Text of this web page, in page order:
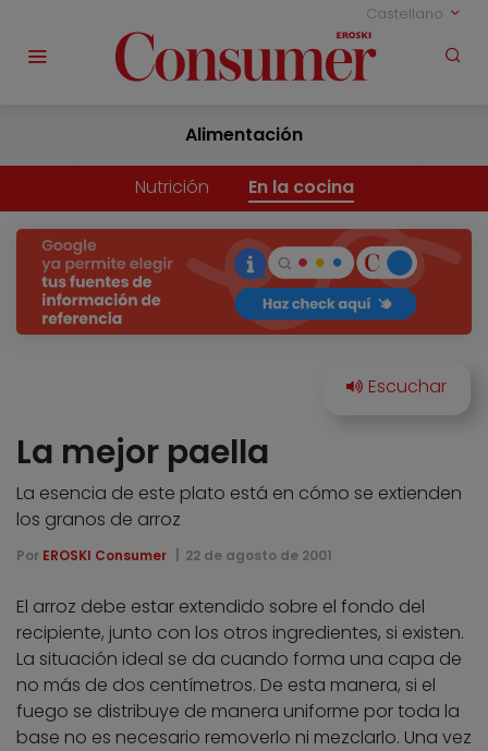
Castellano
Alimentación
Nutrición En la cocina
La mejor paella
La esencia de este plato está en cómo se extienden
los granos de arroz
Por EROSKI Consumer 22 de agosto de 2001
El arroz debe estar extendido sobre el fondo del
recipiente, junto con los otros ingredientes, si existen.
La situación ideal se da cuando forma una capa de
no más de dos centímetros. De esta manera, si el
fuego se distribuye de manera uniforme por toda la
base no es necesario removerlo ni mezclarlo. Una vez